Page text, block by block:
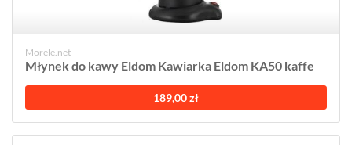
Morele.net
Młynek do kawy Eldom Kawiarka Eldom KA50 kaffe
189,00 zł